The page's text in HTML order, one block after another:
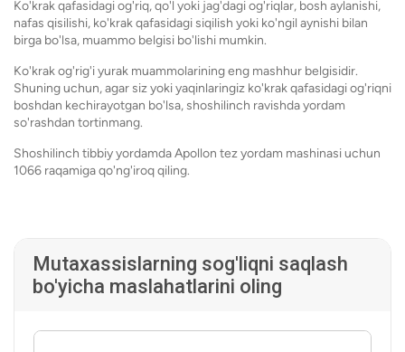
Ko'krak qafasidagi og'riq, qo'l yoki jag'dagi og'riqlar, bosh aylanishi,
nafas qisilishi, ko'krak qafasidagi siqilish yoki ko'ngil aynishi bilan
birga bo'lsa, muammo belgisi bo'lishi mumkin.
Ko'krak og'rig'i yurak muammolarining eng mashhur belgisidir.
Shuning uchun, agar siz yoki yaqinlaringiz ko'krak qafasidagi og'riqni
boshdan kechirayotgan bo'lsa, shoshilinch ravishda yordam
so'rashdan tortinmang.
Shoshilinch tibbiy yordamda Apollon tez yordam mashinasi uchun
1066 raqamiga qo'ng'iroq qiling.
Mutaxassislarning sog'liqni saqlash
bo'yicha maslahatlarini oling